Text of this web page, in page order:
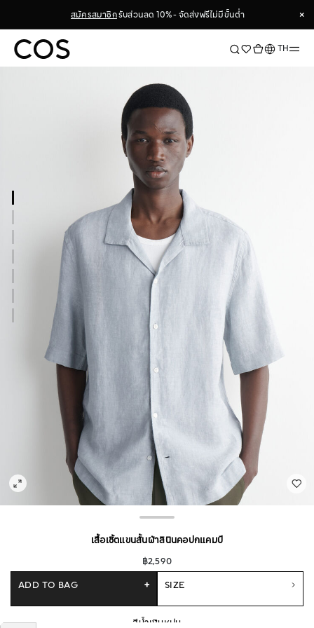
สมัครสมาชิกรับส่วนลด 10% - จัดส่งฟรีไม่มีขั้นต่ำ
×
×
ภาษาTH
เสื้อเชิ้ตแขนสั้นผ้าลินินคอปกแคมป์
฿2,590
SIZE
ADD TO BAG +
สีน้ำเงินหม่น